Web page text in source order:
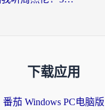
下载应用
番茄 Windows PC电脑版